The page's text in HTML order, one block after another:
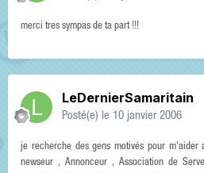
merci tres sympas de ta part !!!
LeDernierSamaritain
Posté(e) le 10 janvier 2006
je recherche des gens motivés pour
newseur , Annonceur , Association de